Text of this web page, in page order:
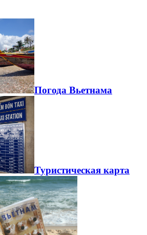
Погода Вьетнама
Туристическая карта